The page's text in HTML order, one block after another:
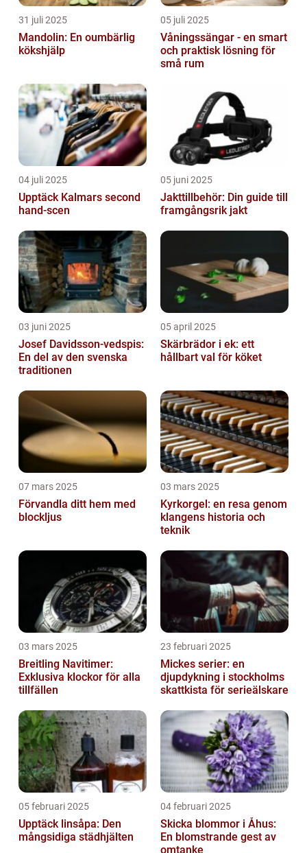
31 juli 2025
Mandolin: En oumbärlig
kökshjälp
05 juli 2025
Våningssängar - en smart
och praktisk lösning för
små rum
04 juli 2025
Upptäck Kalmars second
hand-scen
05 juni 2025
Jakttillbehör: Din guide till
framgångsrik jakt
03 juni 2025
Josef Davidsson-vedspis:
En del av den svenska
traditionen
05 april 2025
Skärbrädor i ek: ett
hållbart val för köket
07 mars 2025
Förvandla ditt hem med
blockljus
03 mars 2025
Kyrkorgel: en resa genom
klangens historia och
teknik
03 mars 2025
Breitling Navitimer:
Exklusiva klockor för alla
tillfällen
23 februari 2025
Mickes serier: en
djupdykning i stockholms
skattkista för serieälskare
05 februari 2025
Upptäck linsåpa: Den
mångsidiga städhjälten
04 februari 2025
Skicka blommor i Åhus:
En blomstrande gest av
omtanke